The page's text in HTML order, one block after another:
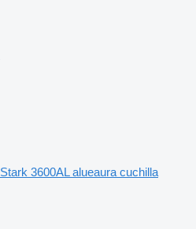
Stark 3600AL alueaura cuchilla